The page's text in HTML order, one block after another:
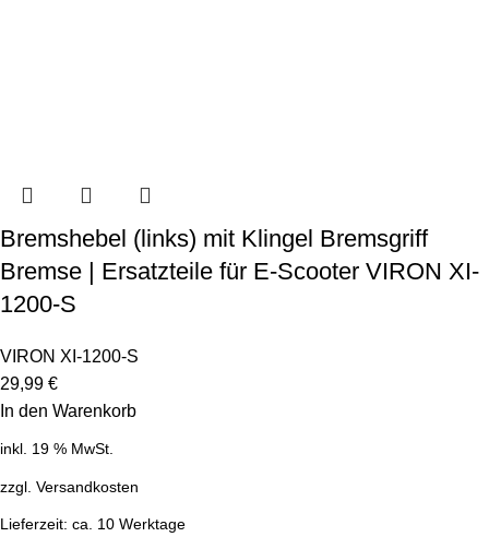
Bremshebel (links) mit Klingel Bremsgriff
Bremse | Ersatzteile für E-Scooter VIRON XI-
1200-S
VIRON XI-1200-S
29,99 €
In den Warenkorb
inkl. 19 % MwSt.
zzgl. Versandkosten
Lieferzeit: ca. 10 Werktage